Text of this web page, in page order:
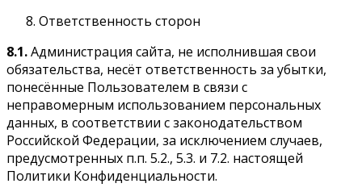
Ответственность сторон
8.1.Администрация сайта, не исполнившая свои
обязательства, несёт ответственность за убытки,
понесённые Пользователем в связи с
неправомерным использованием персональных
данных, в соответствии с законодательством
Российской Федерации, за исключением случаев,
предусмотренных п.п. 5.2., 5.3. и 7.2. настоящей
Политики Конфиденциальности.